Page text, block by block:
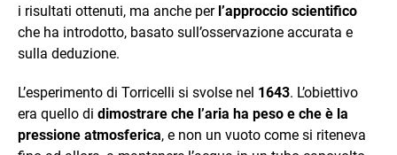
i risultati ottenuti, ma anche perl’approccio scientifico
che ha introdotto, basato sull’osservazione accurata e
sulla deduzione.
L’esperimento di Torricelli si svolse nel 1643. L’obiettivo
era quello di dimostrare che l’aria ha peso e che è la
pressione atmosferica, e non un vuoto come si riteneva